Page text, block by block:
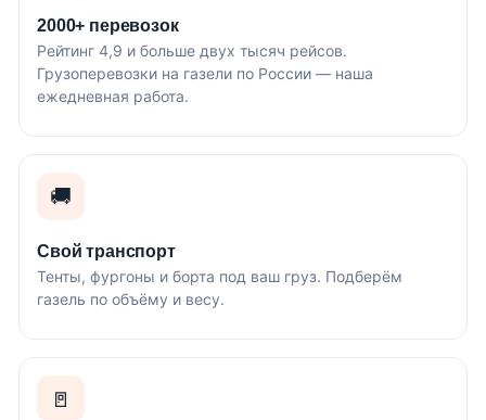
2000+ перевозок
Рейтинг 4,9 и больше двух тысяч рейсов.
Грузоперевозки на газели по России — наша
ежедневная работа.
🚚
Свой транспорт
Тенты, фургоны и борта под ваш груз. Подберём
газель по объёму и весу.
🚪